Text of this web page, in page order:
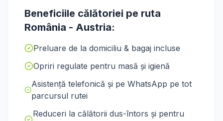
Beneficiile călătoriei pe ruta
România - Austria:
Preluare de la domiciliu & bagaj incluse
Opriri regulate pentru masă și igienă
Asistență telefonică și pe WhatsApp pe tot
parcursul rutei
Reduceri la călătorii dus-întors și pentru